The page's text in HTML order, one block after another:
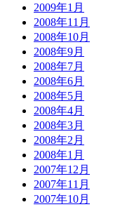
2009年1月
2008年11月
2008年10月
2008年9月
2008年7月
2008年6月
2008年5月
2008年4月
2008年3月
2008年2月
2008年1月
2007年12月
2007年11月
2007年10月